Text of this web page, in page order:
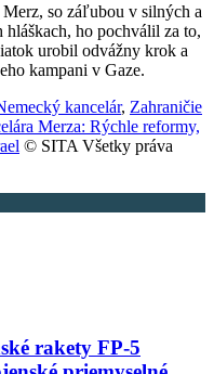
so záľubou v silných a
ho pochválil za to,
urobil odvážny krok a
kampani v Gaze.
kancelár, Zahraničie
Merza: Rýchle reformy,
© SITA Všetky práva
rakety FP-5